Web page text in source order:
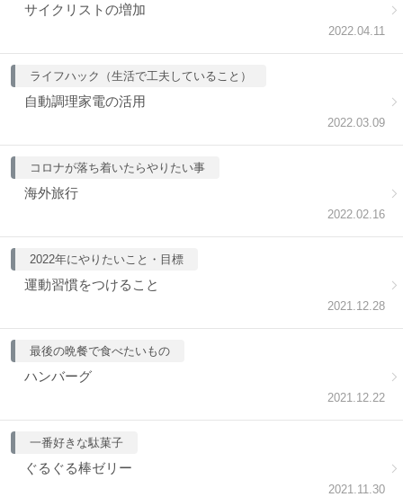
2022.04.11
サイクリストの増加
ライフハック（生活で工夫していること）
2022.03.09
自動調理家電の活用
コロナが落ち着いたらやりたい事
2022.02.16
海外旅行
2022年にやりたいこと・目標
2021.12.28
運動習慣をつけること
最後の晩餐で食べたいもの
2021.12.22
ハンバーグ
一番好きな駄菓子
2021.11.30
ぐるぐる棒ゼリー